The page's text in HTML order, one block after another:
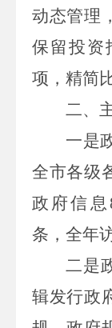
动态管理
保留投资
项，精简
二、
一是
全市各级
政府信息
条，全年
二是
辑发行政